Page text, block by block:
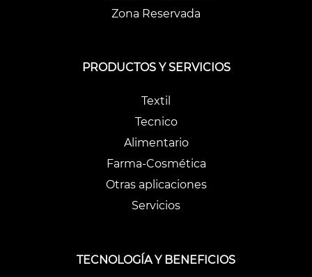
Zona Reservada
PRODUCTOS Y SERVICIOS
Textil
Tecnico
Alimentario
Farma-Cosmética
Otras aplicaciones
Servicios
TECNOLOGÍA Y BENEFICIOS